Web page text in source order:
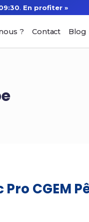
. En profiter »
? Contact Blog
Pro CGEM